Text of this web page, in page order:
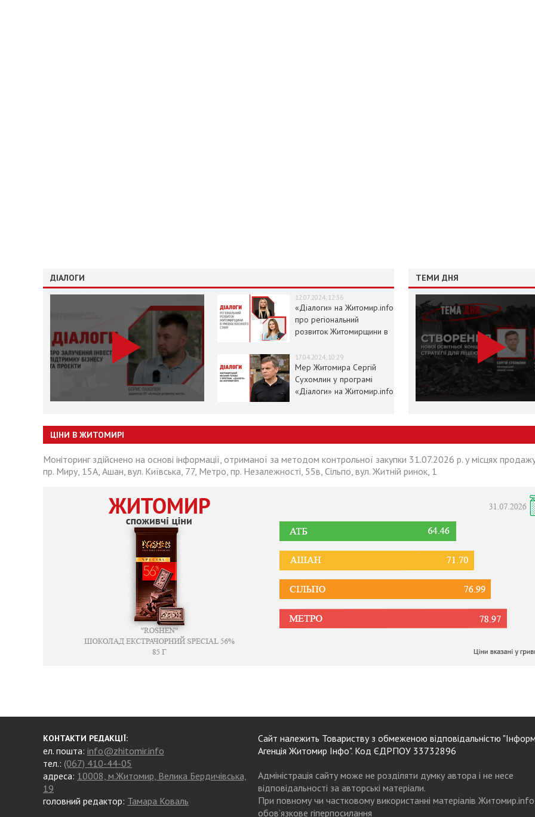
ДІАЛОГИ
12.07.2024, 12:36
«Діалоги» на Житомир.info
про регіональний
розвиток Житомирщини в
17.04.2024, 10:29
Мер Житомира Сергій
Сухомлин у програмі
«Діалоги» на Житомир.info
ТЕМИ ДНЯ
ЦІНИ В ЖИТОМИРІ
Моніторинг здійснено на основі інформації, отриманої за методом контрольної закупки 31.07.2026 р. у місцях
пр. Миру, 15А, Ашан, вул. Київська, 77, Метро, пр. Незалежності, 55в, Сільпо, вул. Житній ринок, 1
КОНТАКТИ РЕДАКЦІЇ:
ел. пошта: info@zhitomir.info
тел.: (067) 410-44-05
адреса: 10008, м.Житомир, Велика Бердичівська,
19
головний редактор: Тамара Коваль
Сайт належить Товариству з обмеженою відповідальністю
Агенція Житомир Інфо". Код ЄДРПОУ 33732896
Адміністрація сайту може не розділяти думку автора і не несе
відповідальності за авторські матеріали.
При повному чи частковому використанні матеріалів Житомир.info
обов’язкове гіперпосилання